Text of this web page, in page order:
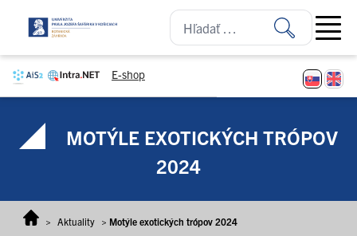
E-shop
Open
MOTÝLE EXOTICKÝCH TRÓPOV
2024
> Aktuality > Motýle exotických trópov 2024